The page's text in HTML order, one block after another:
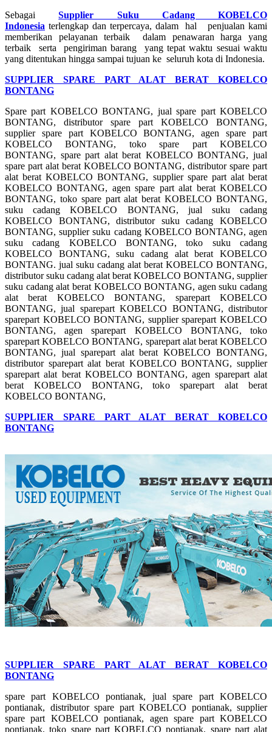
SebagaiSupplier Suku Cadang KOBELCO
Indonesia terlengkap dan terpercaya, dalam hal penjualan kami
memberikan pelayanan terbaik dalam penawaran harga yang
terbaik serta pengiriman barang yang tepat waktu sesuai waktu
yang ditentukan hingga sampai tujuan ke seluruh kota di Indonesia.
SUPPLIER SPARE PART ALAT BERAT KOBELCO
BONTANG
Spare part KOBELCO BONTANG, jual spare part KOBELCO
BONTANG, distributor spare part KOBELCO BONTANG,
supplier spare part KOBELCO BONTANG, agen spare part
KOBELCO BONTANG, toko spare part KOBELCO
BONTANG, spare part alat berat KOBELCO BONTANG, jual
spare part alat berat KOBELCO BONTANG, distributor spare part
alat berat KOBELCO BONTANG, supplier spare part alat berat
KOBELCO BONTANG, agen spare part alat berat KOBELCO
BONTANG, toko spare part alat berat KOBELCO BONTANG,
suku cadang KOBELCO BONTANG, jual suku cadang
KOBELCO BONTANG, distributor suku cadang KOBELCO
BONTANG, supplier suku cadang KOBELCO BONTANG, agen
suku cadang KOBELCO BONTANG, toko suku cadang
KOBELCO BONTANG, suku cadang alat berat KOBELCO
BONTANG. jual suku cadang alat berat KOBELCO BONTANG,
distributor suku cadang alat berat KOBELCO BONTANG, supplier
suku cadang alat berat KOBELCO BONTANG, agen suku cadang
alat berat KOBELCO BONTANG, sparepart KOBELCO
BONTANG, jual sparepart KOBELCO BONTANG, distributor
sparepart KOBELCO BONTANG, supplier sparepart KOBELCO
BONTANG, agen sparepart KOBELCO BONTANG, toko
sparepart KOBELCO BONTANG, sparepart alat berat KOBELCO
BONTANG, jual sparepart alat berat KOBELCO BONTANG,
distributor sparepart alat berat KOBELCO BONTANG, supplier
sparepart alat berat KOBELCO BONTANG, agen sparepart alat
berat KOBELCO BONTANG, toko sparepart alat berat
KOBELCO BONTANG,
SUPPLIER SPARE PART ALAT BERAT KOBELCO
BONTANG
SUPPLIER SPARE PART ALAT BERAT KOBELCO
BONTANG
spare part KOBELCO pontianak, jual spare part KOBELCO
pontianak, distributor spare part KOBELCO pontianak, supplier
spare part KOBELCO pontianak, agen spare part KOBELCO
pontianak, toko spare part KOBELCO pontianak, spare part alat